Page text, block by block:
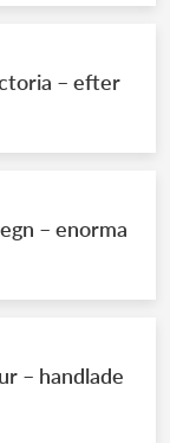
– efter
– enorma
– handlade